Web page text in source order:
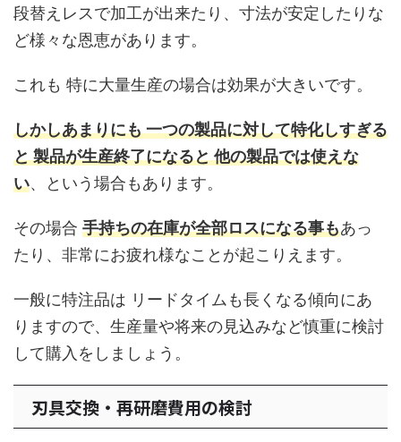
段替えレスで加工が出来たり、寸法が安定したりな
ど様々な恩恵があります。
これも 特に大量生産の場合は効果が大きいです。
しかしあまりにも 一つの製品に対して特化しすぎる
と 製品が生産終了になると 他の製品では使えな
い、という場合もあります。
その場合 手持ちの在庫が全部ロスになる事もあっ
たり、非常にお疲れ様なことが起こりえます。
一般に特注品は リードタイムも長くなる傾向にあ
りますので、生産量や将来の見込みなど慎重に検討
して購入をしましょう。
刃具交換・再研磨費用の検討